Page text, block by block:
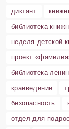
диктант
библиотека
неделя детской
проект
библиотека
краеведение
безопасность
отдел для